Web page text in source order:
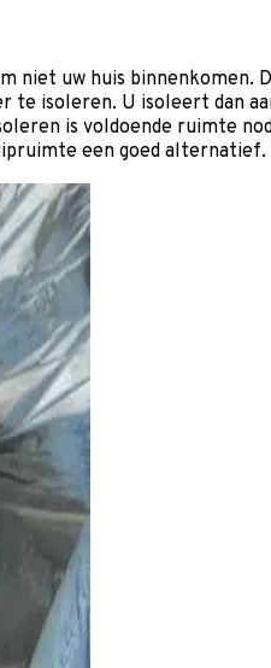
niet uw huis
isoleren. U isoleert dan
is voldoende ruimte
een goed